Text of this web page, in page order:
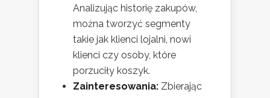
Analizując historię zakupów,
można tworzyć segmenty
takie jak klienci lojalni, nowi
klienci czy osoby, które
porzuciły koszyk.
Zainteresowania: Zbierając